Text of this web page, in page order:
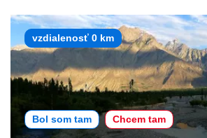
vzdialenosť 0 km
Bol som tam Chcem tam